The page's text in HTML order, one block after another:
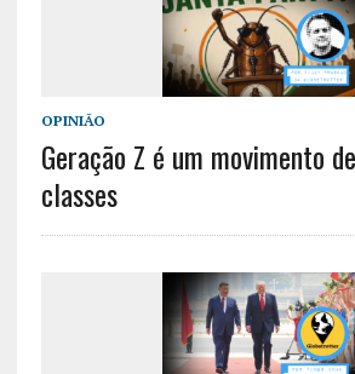
OPINIÃO
Geração Z é um movimento
classes